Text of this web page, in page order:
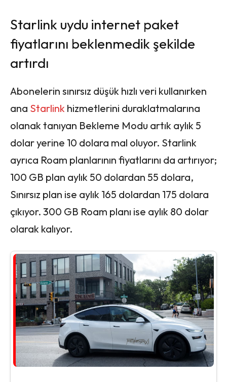
Starlink uydu internet paket
fiyatlarını beklenmedik şekilde
artırdı
Abonelerin sınırsız düşük hızlı veri kullanırken
ana Starlink hizmetlerini duraklatmalarına
olanak tanıyan Bekleme Modu artık aylık 5
dolar yerine 10 dolara mal oluyor. Starlink
ayrıca Roam planlarının fiyatlarını da artırıyor;
100 GB plan aylık 50 dolardan 55 dolara,
Sınırsız plan ise aylık 165 dolardan 175 dolara
çıkıyor. 300 GB Roam planı ise aylık 80 dolar
olarak kalıyor.